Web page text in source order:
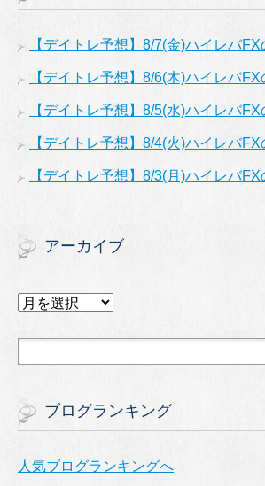
【デイトレ予想】8/7(金)ハイレバFX
【デイトレ予想】8/6(木)ハイレバFX
【デイトレ予想】8/5(水)ハイレバFX
【デイトレ予想】8/4(火)ハイレバFX
【デイトレ予想】8/3(月)ハイレバFX
アーカイブ
ア
カ
ブログランキング
人気ブログランキングへ